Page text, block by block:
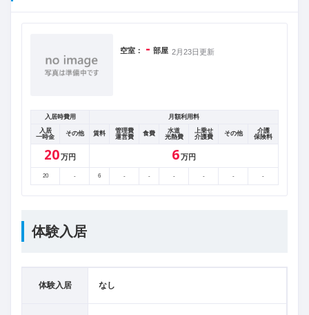
2月23日更新
空室： - 部屋
入居時費用
月額利用料
入居
一時金
その他 賃料
管理費
運営費
食費
水道
光熱費
上乗せ
介護費
その他
介護
保険料
20万円 6万円
20 - 6 - - - - - -
体験入居
体験入居 なし